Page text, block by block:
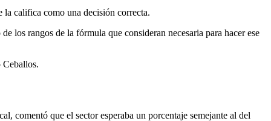
la califica como una decisión correcta.
los rangos de la fórmula que consideran necesaria para hacer ese
Ceballos.
comentó que el sector esperaba un porcentaje semejante al del